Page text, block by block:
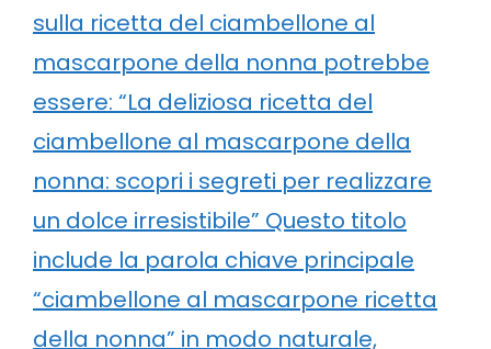
sulla ricetta del ciambellone al
mascarpone della nonna potrebbe
essere: “La deliziosa ricetta del
ciambellone al mascarpone della
nonna: scopri i segreti per realizzare
un dolce irresistibile” Questo titolo
include la parola chiave principale
“ciambellone al mascarpone ricetta
della nonna” in modo naturale,